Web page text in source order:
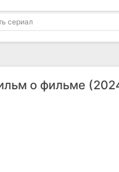
о фильме